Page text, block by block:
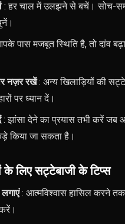
: हर चाल में उलझने से बचें। सोच-
पास मजबूत स्थिति है, तो दांव
पर नज़र रखें: अन्य खिलाड़ियों की
पर ध्यान दें।
: झांसा देने का प्रयास तभी करें जब
किया जा सकता है।
के लिए सट्टेबाजी के टिप्स
: आत्मविश्वास हासिल करने